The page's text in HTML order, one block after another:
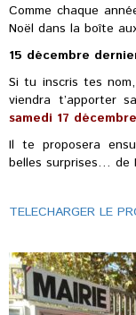
Comme chaque
Noël dans la boîte
15 décembre
Si tu inscris tes
viendra t’apporter
samedi 17
Il te proposera
belles surprises… de
TELECHARGER LE